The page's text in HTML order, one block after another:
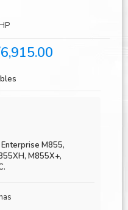
6,915.00
M855,
M855X+,